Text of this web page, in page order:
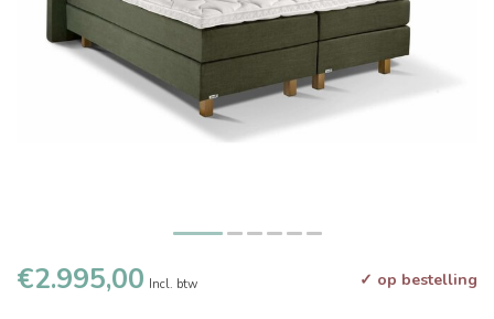
€2.995,00 Incl. btw ✓ op bestelling